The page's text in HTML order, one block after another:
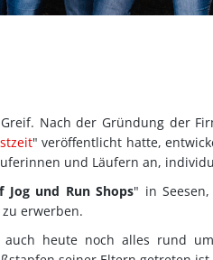
Nach der Gründung der
" veröffentlicht hatte,
und Läufern an,
Jog und Run Shops" in
erwerben.
auch heute noch alles rund